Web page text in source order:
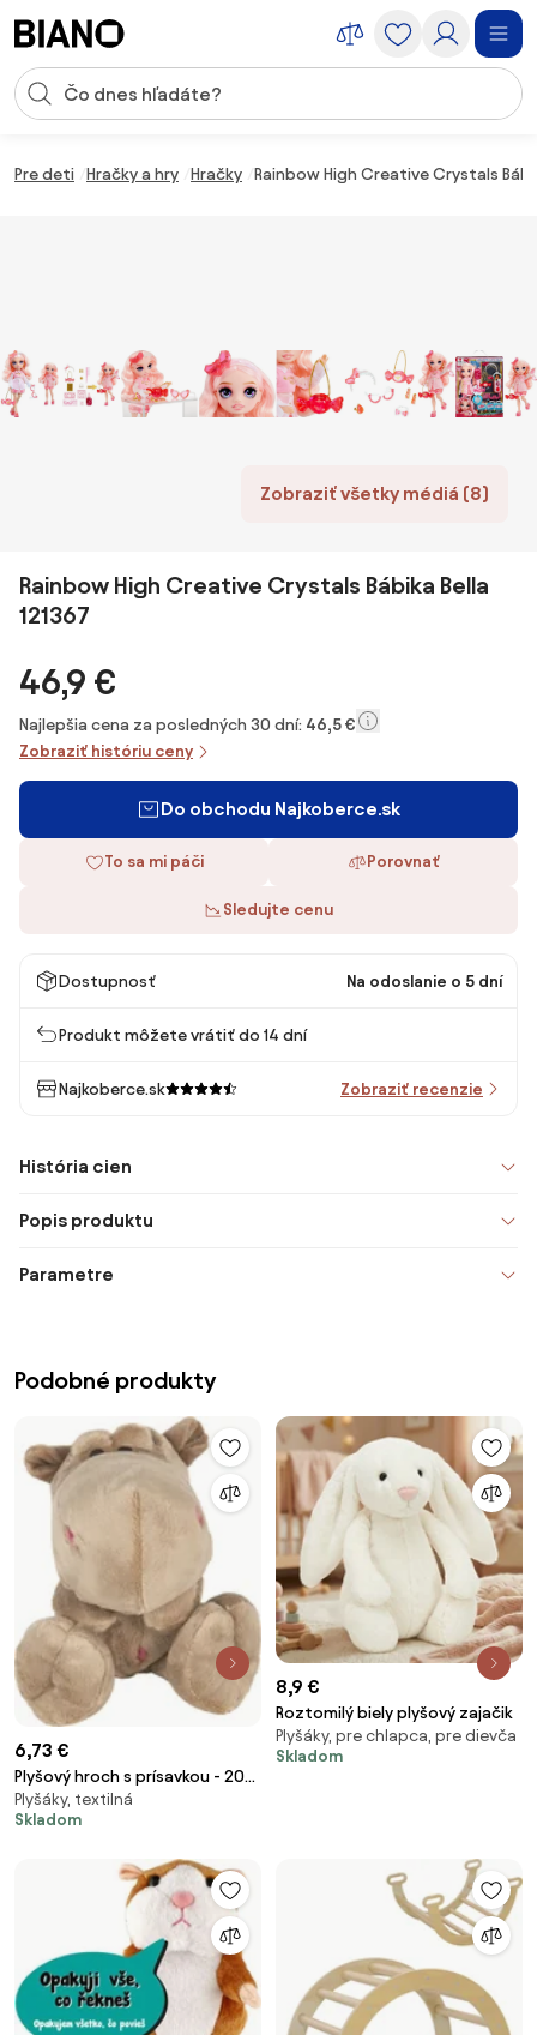
Vstup pre vyhľadávanie
Pre deti Hračky a hry Hračky Rainbow High Creative Crystals
Zobraziť všetky médiá (8)
Rainbow High Creative Crystals Bábika Bella
121367
46,9 €
Najlepšia cena za posledných 30 dní: 46,5 €
Zobraziť históriu ceny
Do obchodu Najkoberce.sk
To sa mi páči Porovnať
Sledujte cenu
Dostupnosť Na odoslanie o 5 dní
Produkt môžete vrátiť do 14 dní
Najkoberce.sk Zobraziť recenzie
História cien
Popis produktu
Parametre
Podobné produkty
6,73 €
Plyšový hroch s prísavkou - 20
cm
Plyšáky, textilná
Skladom
8,9 €
Roztomilý biely plyšový zajačik
Plyšáky, pre chlapca, pre dievča
Skladom